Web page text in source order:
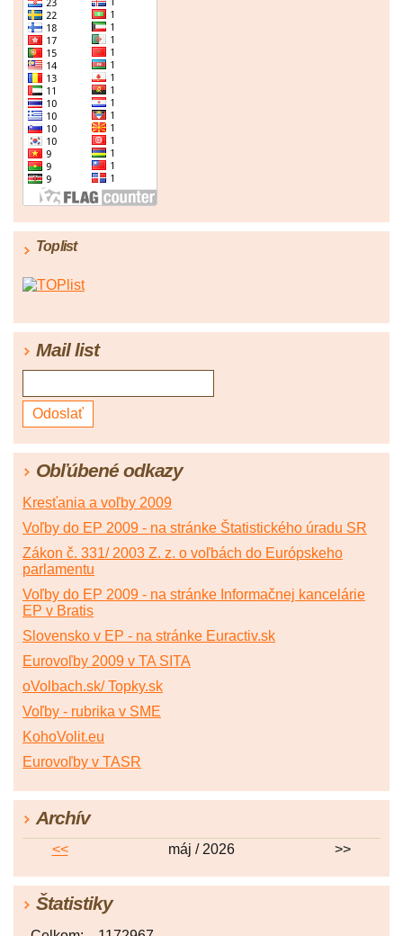
Toplist
Mail list
Obľúbené odkazy
Kresťania a voľby 2009
Voľby do EP 2009 - na stránke Štatistického úradu SR
Zákon č. 331/ 2003 Z. z. o voľbách do Európskeho
parlamentu
Voľby do EP 2009 - na stránke Informačnej kancelárie
EP v Bratis
Slovensko v EP - na stránke Euractiv.sk
Eurovoľby 2009 v TA SITA
oVolbach.sk/ Topky.sk
Voľby - rubrika v SME
KohoVolit.eu
Eurovoľby v TASR
Archív
<< máj / 2026 >>
Štatistiky